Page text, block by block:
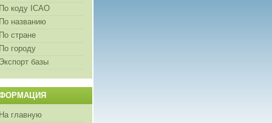
По коду ICAO
По названию
По стране
По городу
Экспорт базы
На главную